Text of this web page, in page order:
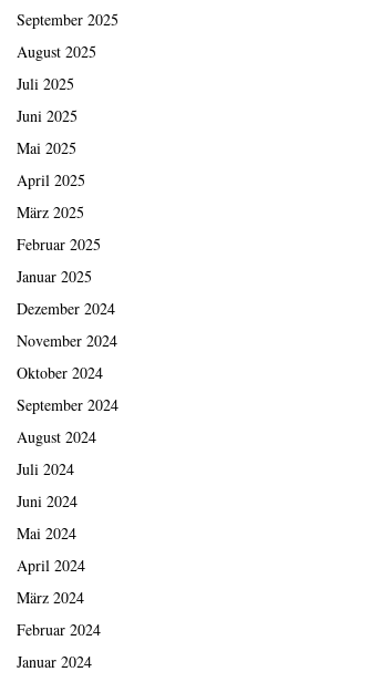
September 2025
August 2025
Juli 2025
Juni 2025
Mai 2025
April 2025
März 2025
Februar 2025
Januar 2025
Dezember 2024
November 2024
Oktober 2024
September 2024
August 2024
Juli 2024
Juni 2024
Mai 2024
April 2024
März 2024
Februar 2024
Januar 2024